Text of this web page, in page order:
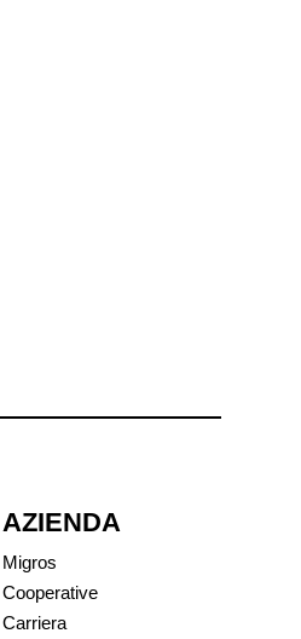
AZIENDA
Migros
Cooperative
Carriera